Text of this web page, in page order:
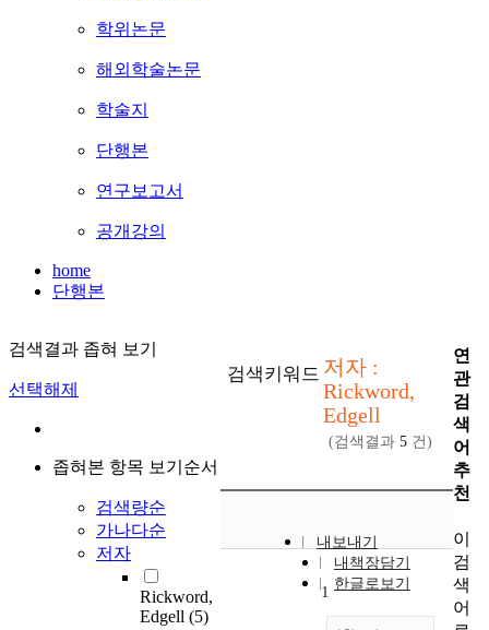
학위논문
해외학술논문
학술지
단행본
연구보고서
공개강의
home
단행본
검색결과 좁혀 보기
선택해제
좁혀본 항목 보기순서
검색량순
가나다순
저자
Rickword,
Edgell (5)
검색키워드 저자 :
Rickword,
Edgell
(검색결과 5 건)
내보내기
내책장담기
한글로보기
1
연
관
검
색
어
추
천
이
검
색
어